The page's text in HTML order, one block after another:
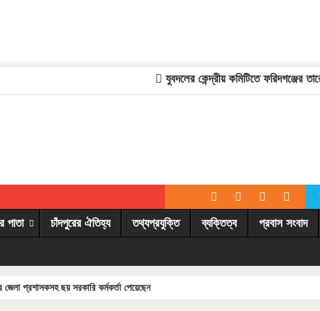
যুবদলের কেন্দ্রীয় কমিটিতে ফরিদগঞ্জের
পাতা চাঁদপুরের ঐতিহ্য তথ্যপ্রযুক্তি ব্যক্তিত্ব প্রবাস সংবাদ
প্রশাসকসহ ছয় সরকারি কর্মকর্তা পেয়েছেন